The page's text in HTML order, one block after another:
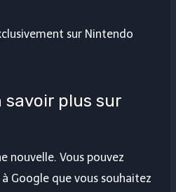
sur Nintendo
savoir plus sur
nouvelle. Vous pouvez
Google que vous souhaitez